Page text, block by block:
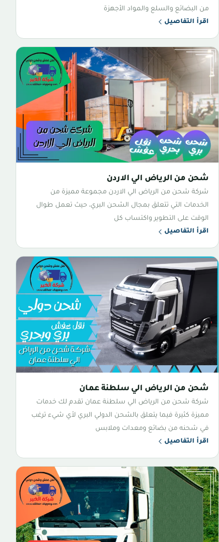
من البضائع والسلع والمواد الأجهزة
اقرأ التفاصيل
شحن من الرياض الي الاردن
شركة شحن من الرياض الي الاردن مجموعة مميزة من
الخدمات التي تتعلق بمجال الشحن البري، حيث تعمل طوال
الوقت على التطوير واكتساب كل
اقرأ التفاصيل
شحن من الرياض الي سلطنة عمان
شركة شحن من الرياض الي سلطنة عمان تقدم لك خدمات
مميزة كثيرة فيما يتعلق بالشحن الدولي البري لأي شيء ترغب
في شحنه من بضائع ومعدات وملابس
اقرأ التفاصيل